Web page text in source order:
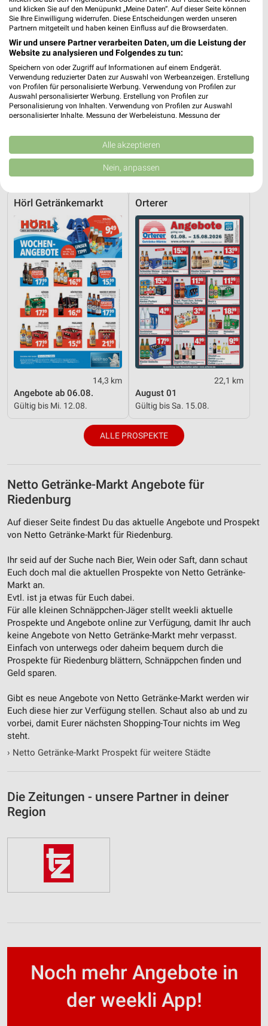
398,32 km
Netto Getränke-Markt Angebote in Regenstauf
Regenstauf, Deutschland
387,34 km
Getränkemärkte Angebote für Riedenburg
und Umgebung
2 Prospekte
Hörl Getränkemarkt
14,3 km
Angebote ab 06.08.
Gültig bis Mi. 12.08.
Orterer
22,1 km
August 01
Gültig bis Sa. 15.08.
ALLE PROSPEKTE
Netto Getränke-Markt Angebote für
Riedenburg
Auf dieser Seite findest Du das aktuelle Angebote und Prospekt
von Netto Getränke-Markt für Riedenburg.
Ihr seid auf der Suche nach Bier, Wein oder Saft, dann schaut
Euch doch mal die aktuellen Prospekte von Netto Getränke-
Markt an.
Evtl. ist ja etwas für Euch dabei.
Für alle kleinen Schnäppchen-Jäger stellt weekli aktuelle
Prospekte und Angebote online zur Verfügung, damit Ihr auch
keine Angebote von Netto Getränke-Markt mehr verpasst.
Einfach von unterwegs oder daheim bequem durch die
Prospekte für Riedenburg blättern, Schnäppchen finden und
Geld sparen.
Gibt es neue Angebote von Netto Getränke-Markt werden wir
Euch diese hier zur Verfügung stellen. Schaut also ab und zu
vorbei, damit Eurer nächsten Shopping-Tour nichts im Weg
steht.
› Netto Getränke-Markt Prospekt für weitere Städte
Die Zeitungen - unsere Partner in deiner
Region
Noch mehr Angebote in
der weekli App!
und klicken Sie auf den Menüpunkt „Meine Daten“. Auf dieser Seite können
Sie Ihre Einwilligung widerrufen. Diese Entscheidungen werden unseren
Partnern mitgeteilt und haben keinen Einfluss auf die Browserdaten.
Wir und unsere Partner verarbeiten Daten, um die Leistung der
Website zu analysieren und Folgendes zu tun:
Speichern von oder Zugriff auf Informationen auf einem Endgerät.
Verwendung reduzierter Daten zur Auswahl von Werbeanzeigen. Erstellung
von Profilen für personalisierte Werbung. Verwendung von Profilen zur
Auswahl personalisierter Werbung. Erstellung von Profilen zur
Personalisierung von Inhalten. Verwendung von Profilen zur Auswahl
personalisierter Inhalte. Messung der Werbeleistung. Messung der
Kombinationen von Daten aus verschiedenen Quellen. Entwicklung und
Verbesserung der Angebote. Verwendung reduzierter Daten zur Auswahl
von Inhalten.
Daten können außerhalb der Europäischen Union weitergegeben und in die
USA gesendet werden.
Website/App.
Wir nutzen Ihre Daten für folgende Zwecke:
IAB-Verarbeitungszwecke:
Speichern von oder Zugriff auf Informationen
auf einem Endgerät
Verwendung reduzierter Daten zur Auswahl von
Werbeanzeigen
Erstellung von Profilen für personalisierte
Werbung
Verwendung von Profilen zur Auswahl
Erstellung von Profilen zur Personalisierung
von Inhalten
Verwendung von Profilen zur Auswahl
personalisierter Inhalte
Messung der Performance von Inhalten
Analyse von Zielgruppen durch Statistiken oder
Kombinationen von Daten aus verschiedenen
Quellen
Entwicklung und Verbesserung der Angebote
Verwendung reduzierter Daten zur Auswahl von
Inhalten
Verwendung genauer Standortdaten
Geräte anhand von aktiv angeforderten
Informationen identifizieren
Notwendig
Performance
Funktional
Alle akzeptieren
Nein, anpassen